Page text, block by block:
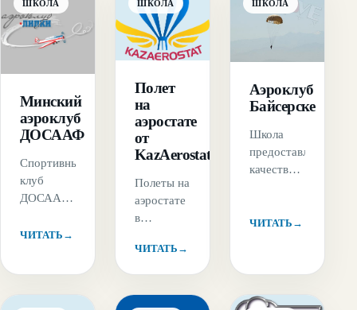
ШКОЛА
Минский
аэроклуб
ДОСААФ
Спортивный
клуб
ДОСААФ
Минска
ЧИТАТЬ →
ШКОЛА
Полет
на
аэростате
от
KazAerostat
Полеты на
аэростате
в
или
забываемая
ЧИТАТЬ →
ШКОЛА
Аэроклуб
Байсерске
Школа
предоставляет
качественную
и вылеты
Авиабаза
ЧИТАТЬ →